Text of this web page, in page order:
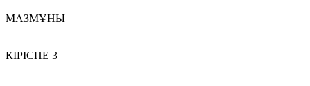
МАЗМҰНЫ
КІРІСПЕ 3